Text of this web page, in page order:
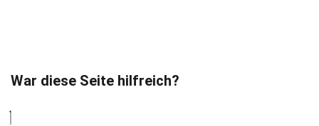
War diese Seite hilfreich?